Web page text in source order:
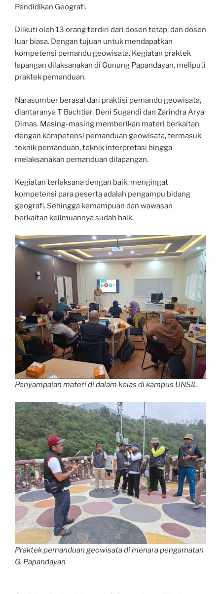
Pendidikan Geografi.
Diikuti oleh 13 orang terdiri dari dosen tetap, dan dosen
luar biasa. Dengan tujuan untuk mendapatkan
kompetensi pemandu geowisata. Kegiatan praktek
lapangan dilaksanakan di Gunung Papandayan, meliputi
praktek pemanduan.
Narasumber berasal dari praktisi pemandu geowisata,
diantaranya T Bachtiar, Deni Sugandi dan Zarindra Arya
Dimas. Masing-masing memberikan materi berkaitan
dengan kompetensi pemanduan geowisata, termasuk
teknik pemanduan, teknik interpretasi hingga
melaksanakan pemanduan dilapangan.
Kegiatan terlaksana dengan baik, mengingat
kompetensi para peserta adalah pengampu bidang
geografi. Sehingga kemampuan dan wawasan
berkaitan keilmuannya sudah baik.
Penyampaian materi di dalam kelas di kampus UNSIL
Praktek pemanduan geowisata di menara pengamatan
G. Papandayan